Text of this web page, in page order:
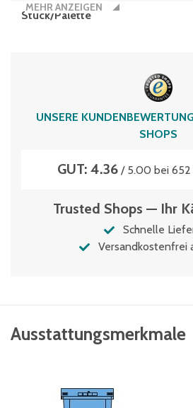
Stück/Palette
109 Liter
MEHR ANZEIGEN
UNSERE
SHOPS
GUT: 4.36/ 5.00 bei 652
Trusted Shops — Ihr
Schnelle
Versandkostenfrei
Ausstattungsmerkmale